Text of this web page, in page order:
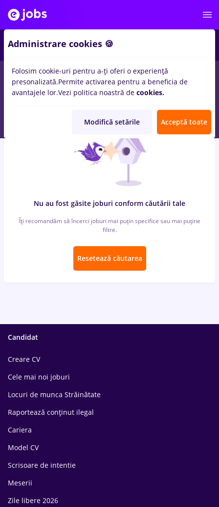
locuri de muncafreelancer, Part timeinStrainatate
Student, Fara experientainTransport / Distributie, IT /
Telecom
Nu au fost găsite joburi conform căutării tale
Îți recomandăm să încerci joburi mai puțin specifice sau mai puține
filtre.
Resetează căutarea
Candidat
Creare CV
Cele mai noi joburi
Locuri de munca Străinătate
Raportează conținut ilegal
Cariera
Model CV
Scrisoare de intentie
Meserii
Zile libere 2026
Administrare cookies 🍪
Folosim cookie-uri pentru a-ți oferi o experiență
presonalizată.Permite activarea pentru a beneficia de
avantajele lor.Vezi politica noastră de cookies.
Modifică setările Acceptă toate